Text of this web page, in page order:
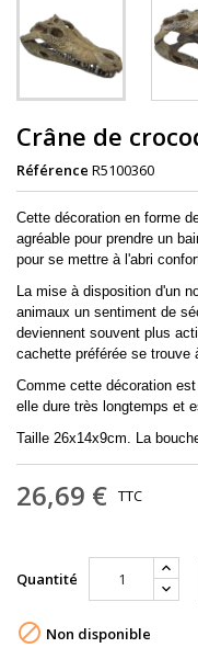
Crâne de
Référence R5100360
Cette décoration en forme
agréable pour prendre un
pour se mettre à l'abri
La mise à disposition d'un
animaux un sentiment de
deviennent souvent plus
cachette préférée se trouve
Comme cette décoration
elle dure très longtemps et
Taille 26x14x9cm. La
26,69 € TTC
Quantité
 Non disponible